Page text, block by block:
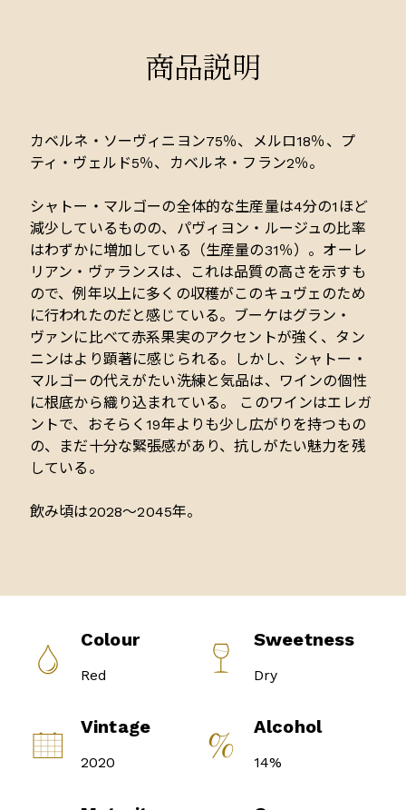
商品説明
カベルネ・ソーヴィニヨン75％、メルロ18％、プ
ティ・ヴェルド5％、カベルネ・フラン2％。
シャトー・マルゴーの全体的な生産量は4分の1ほど
減少しているものの、パヴィヨン・ルージュの比率
はわずかに増加している（生産量の31％）。オーレ
リアン・ヴァランスは、これは品質の高さを示すも
ので、例年以上に多くの収穫がこのキュヴェのため
に行われたのだと感じている。ブーケはグラン・
ヴァンに比べて赤系果実のアクセントが強く、タン
ニンはより顕著に感じられる。しかし、シャトー・
マルゴーの代えがたい洗練と気品は、ワインの個性
に根底から織り込まれている。 このワインはエレガ
ントで、おそらく19年よりも少し広がりを持つもの
の、まだ十分な緊張感があり、抗しがたい魅力を残
している。
飲み頃は2028〜2045年。
Colour
Red
Sweetness
Dry
Vintage
2020
Alcohol
14%